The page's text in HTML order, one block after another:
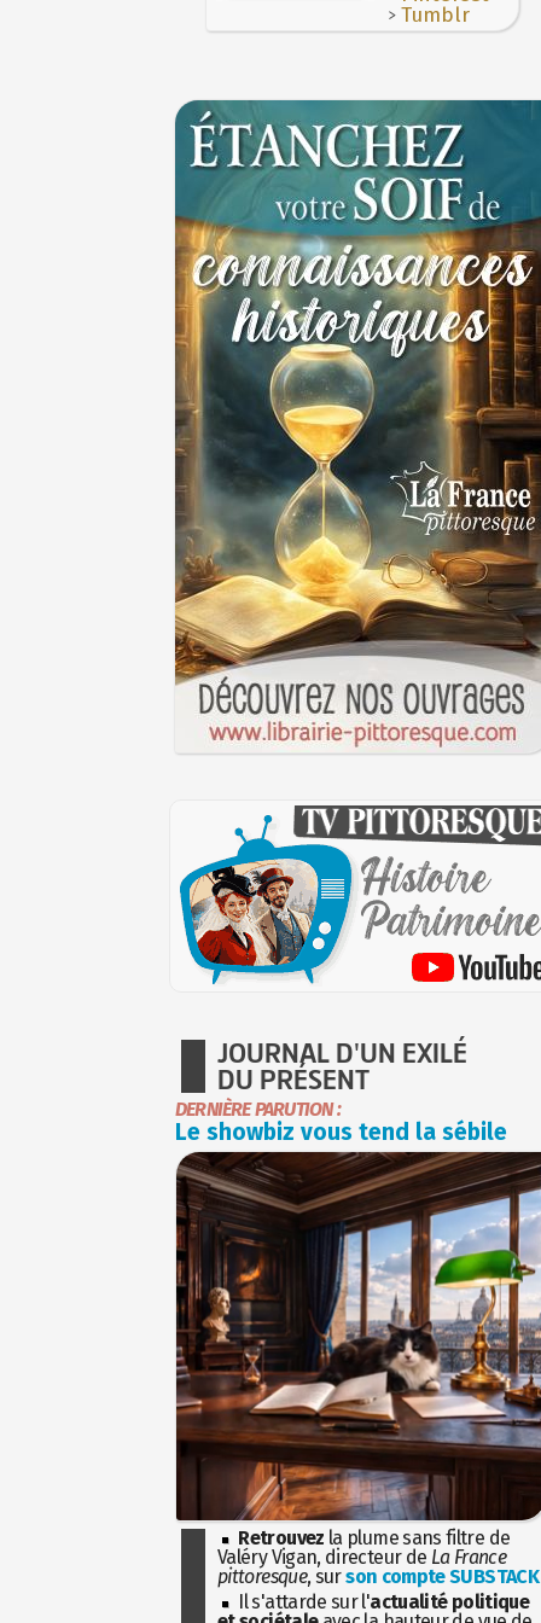
JOURNAL D'UN EXILÉ
DU PRÉSENT
DERNIÈRE PARUTION :
Le showbiz vous tend la sébile
Retrouvez la plume sans filtre de
Valéry Vigan, directeur de La France
pittoresque, surson compte SUBSTACK
Il s'attarde sur l'actualité politique
>Tumblr